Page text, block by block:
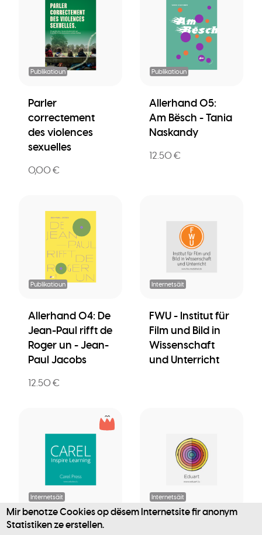
Publikatioun
Parler
correctement
des violences
sexuelles
0,00 €
Publikatioun
Allerhand 05:
Am Bësch - Tania
Naskandy
12.50 €
Publikatioun
Allerhand 04: De
Jean-Paul rifft de
Roger un - Jean-
Paul Jacobs
12.50 €
Internetsäit
FWU - Institut für
Film und Bild in
Wissenschaft
und Unterricht
Internetsäit
Carel Press
Internetsäit
Mir benotze Cookies op dësem Internetsite fir anonym
Statistiken ze erstellen.